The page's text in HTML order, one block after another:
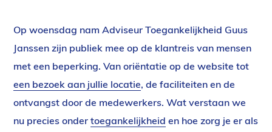
Op woensdag nam Adviseur Toegankelijkheid Guus
Janssen zijn publiek mee op de klantreis van mensen
met een beperking. Van oriëntatie op de website tot
een bezoek aan jullie locatie, de faciliteiten en de
ontvangst door de medewerkers. Wat verstaan we
nu precies ondertoegankelijkheid en hoe zorg je er als